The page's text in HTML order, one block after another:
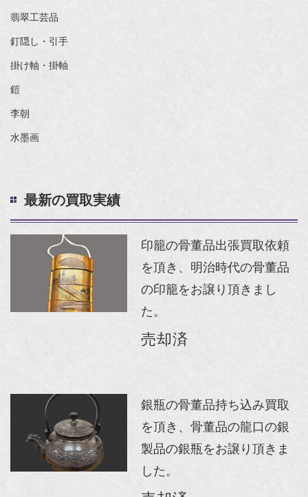
翡翠工芸品
釘隠し・引手
掛け軸・掛軸
鎧
李朝
水墨画
最新の買取実績
印籠の骨董品出張買取依頼
を頂き、明治時代の骨董品
の印籠をお譲り頂きまし
た。
売却済
銀瓶の骨董品持ち込み買取
を頂き、骨董品の龍口の銀
製品の銀瓶をお譲り頂きま
した。